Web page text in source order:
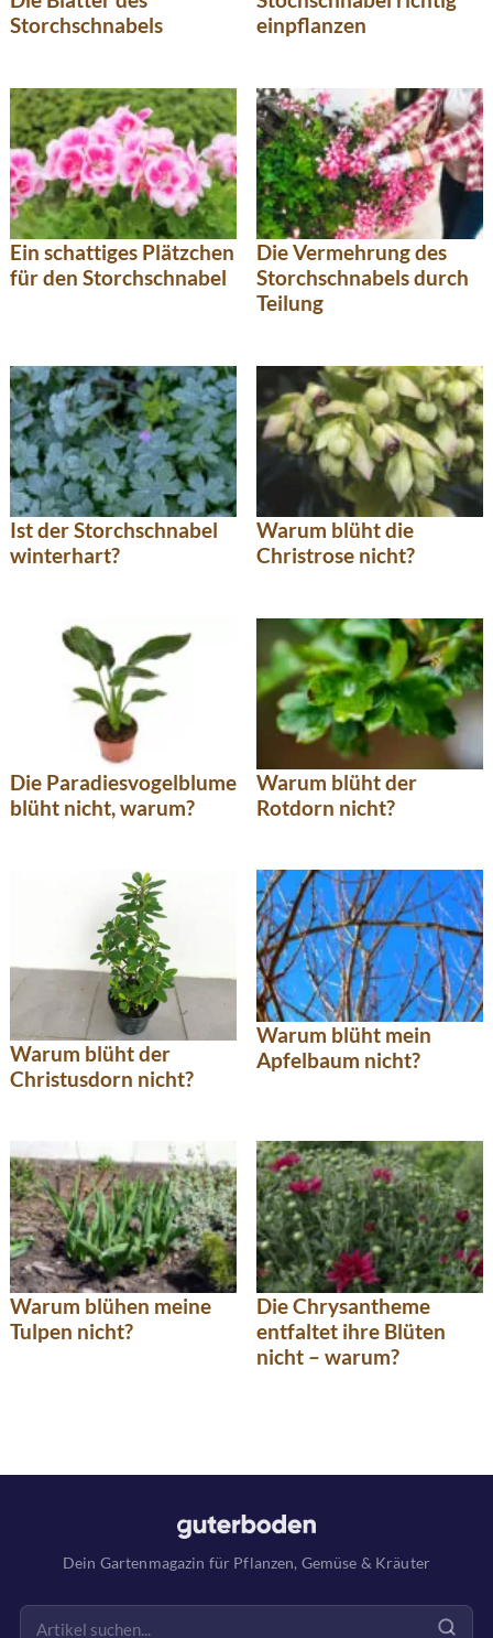
Storchschnabels
einpflanzen
Ein schattiges Plätzchen
für den Storchschnabel
Die Vermehrung des
Storchschnabels durch
Teilung
Ist der Storchschnabel
winterhart?
Warum blüht die
Christrose nicht?
Die Paradiesvogelblume
blüht nicht, warum?
Warum blüht der
Rotdorn nicht?
Warum blüht der
Christusdorn nicht?
Warum blüht mein
Apfelbaum nicht?
Warum blühen meine
Tulpen nicht?
Die Chrysantheme
entfaltet ihre Blüten
nicht – warum?
Dein Gartenmagazin für Pflanzen, Gemüse & Kräuter